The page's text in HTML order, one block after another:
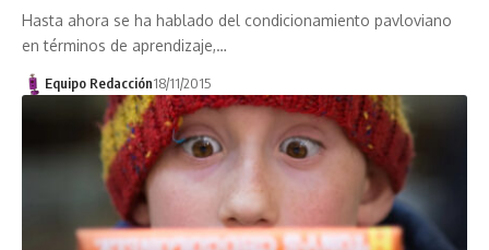
Hasta ahora se ha hablado del condicionamiento pavloviano
en términos de aprendizaje,…
Equipo Redacción18/11/2015